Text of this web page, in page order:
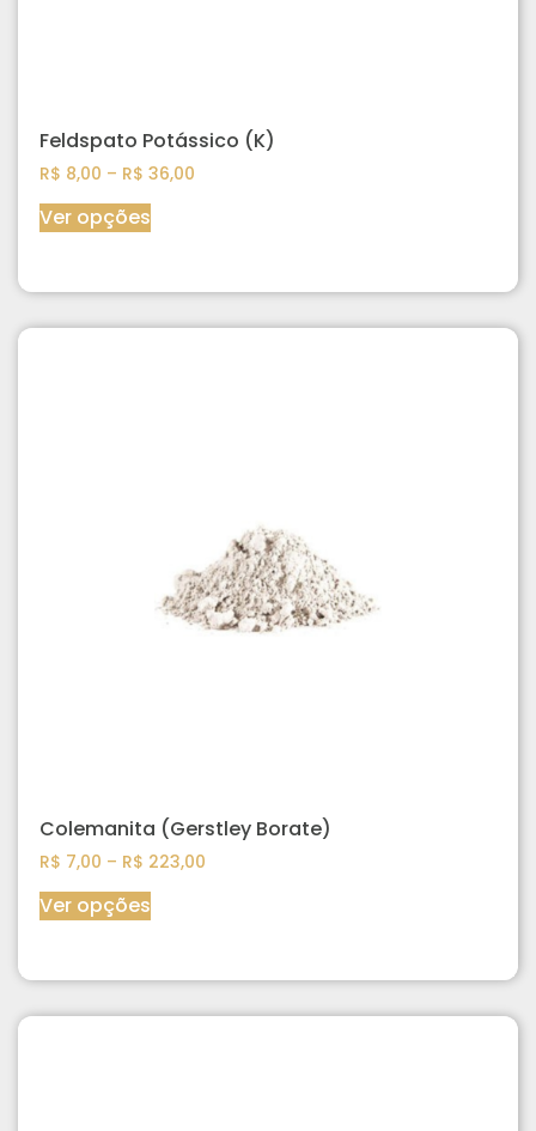
Feldspato Potássico (K)
R$ 8,00 – R$ 36,00
Ver opções
Colemanita (Gerstley Borate)
R$ 7,00 – R$ 223,00
Ver opções